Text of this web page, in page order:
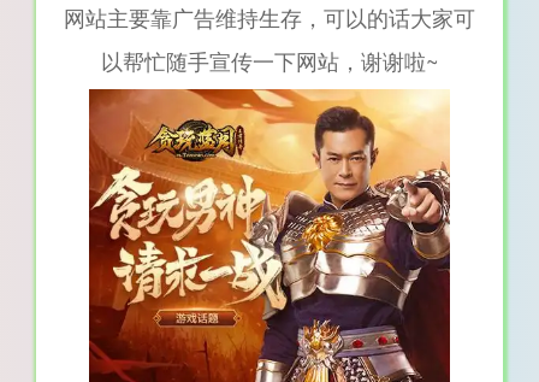
网站主要靠广告维持生存，可以的话大家可
以帮忙随手宣传一下网站，谢谢啦~